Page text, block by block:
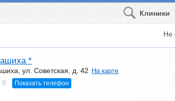
Клиники
Не
*
ул. Советская, д. 42 На карте
5 Показать телефон